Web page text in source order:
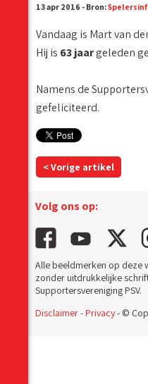
13 apr 2016 - Bron:
Vandaag is Mart van
Hij is 63 jaargeleden
Namens de
gefeliciteerd.
< Vorige artikel
Volg ons op:
Alle beeldmerken op deze
zonder uitdrukkelijke
Supportersvereniging PSV.
Disclaimer-Privacy- ©